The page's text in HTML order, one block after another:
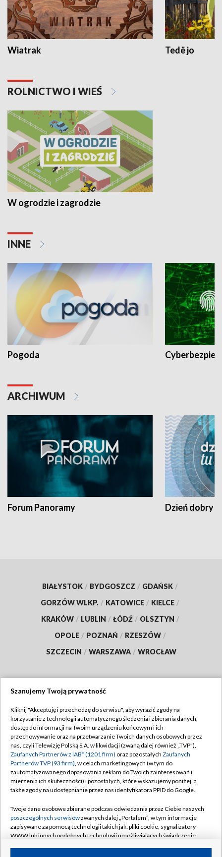
Wiatrak Tedë jo
ROLNICTWO I WIEŚ
W ogrodzie i zagrodzie
INNE
Pogoda
ARCHIWUM
Forum Panoramy Dzień dobry
BIAŁYSTOK / BYDGOSZCZ / GDAŃSK /
GORZÓW WLKP. / KATOWICE / KIELCE /
KRAKÓW / LUBLIN / ŁÓDŹ / OLSZTYN /
OPOLE / POZNAŃ / RZESZÓW /
SZCZECIN / WARSZAWA / WROCŁAW
TVP
Abonament TVP
Emisja w TVP
Centrum informacji TVP
Naziemna Telewizja Cyfrowa
Rada Programowa
System NOS
Informacje o nadawcy
Regulamin TVP
Polityka prywatności
Moje zgody
Pomoc
Kontakt
Kanały
Szanujemy Twoją prywatność
Kliknij "Akceptuję i przechodzę do serwisu", aby wyrazić zgody na
korzystanie z technologii automatycznego śledzenia i zbierania danych,
dostęp do informacji na Twoim urządzeniu końcowym i ich
przechowywanie oraz na przetwarzanie Twoich danych osobowych przez
nas, czyli Telewizję Polską S.A. w likwidacji (zwaną dalej również „TVP”),
Zaufanych Partnerów z IAB* (1201 firm) oraz pozostałych Zaufanych
Partnerów TVP (93 firm), w celach marketingowych (w tym do
zautomatyzowanego dopasowania reklam do Twoich zainteresowań i
mierzenia ich skuteczności) i pozostałych, które wskazujemy poniżej, a
także zgody na udostępnianie przez nas identyfikatora PPID do Google.
Twoje dane osobowe zbierane podczas odwiedzania przez Ciebie naszych
poszczególnych serwisówzwanych dalej „Portalem”, w tym informacje
zapisywane za pomocą technologii takich jak: pliki cookie, sygnalizatory
WWW lub innych podobnych technologii umożliwiających świadczenie